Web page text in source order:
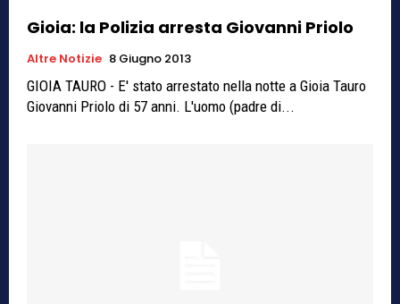
Gioia: la Polizia arresta Giovanni Priolo
Altre Notizie 8 Giugno 2013
GIOIA TAURO - E' stato arrestato nella notte a Gioia Tauro
Giovanni Priolo di 57 anni. L'uomo (padre di...